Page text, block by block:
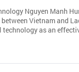
Nguyen Manh
Vietnam and
as an